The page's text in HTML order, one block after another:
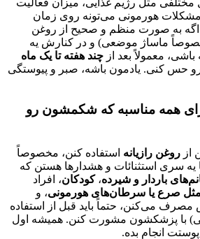
مثل رژیم غذایی، میزان فعالیت
مشکلات هورمونی می‌تونه روی زمان
اگه به صورت منظم و صحیح از روغن
ماساژ موضعی) و در کنارش یه
معمولاً بعد از چند هفته تا یک ماه
حس کنی. یادمون باشه، صبر و پیوستگی
برای همه مناسبه که شکمشون رو
از روغن رازیانه استفاده کنن، مخصوصاً
سری استثنائات و هشدارها هستن که
باردار و شیرده،کودکان، افراد
صرع یا سرطان‌های هورمونی، و
می‌کنن، حتماً باید قبل از استفاده
با پزشکشون مشورت کنن. همیشه اول
انجام بده.